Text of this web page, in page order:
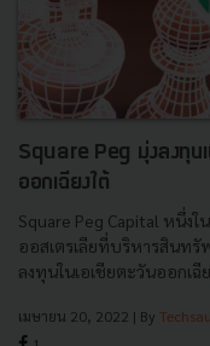
Square Peg มุ่งลงทุน
ออกเฉียงใต้
Square Peg Capital หนึ่ง
ออสเตรเลียที่บริหารสินทรั
ลงทุนในเอเชียตะวันออกเฉียง
เมษายน 20, 2022 | By